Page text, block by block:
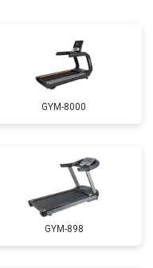
GYM-8000
GYM-898